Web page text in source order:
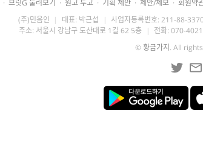
· 브릿G 둘러보기 · 원고 투고 · 기획 제안 · 제안/제보 · 회원약
(주)민음인 | 대표: 박근섭 | 사업자등록번호: 211-88-
주소: 서울시 강남구 도산대로 1길 62 5층 | 전화: 070-
©황금가지 . All